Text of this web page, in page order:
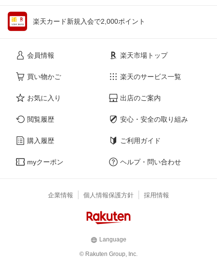
楽天カード新規入会で2,000ポイント
会員情報
買い物かご
お気に入り
閲覧履歴
購入履歴
myクーポン
楽天市場トップ
楽天のサービス一覧
出店のご案内
安心・安全の取り組み
ご利用ガイド
ヘルプ・問い合わせ
企業情報 個人情報保護方針 採用情報
Language
© Rakuten Group, Inc.